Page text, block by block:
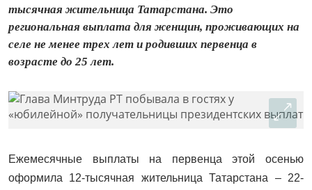
тысячная жительница Татарстана. Это
региональная выплата для женщин, проживающих на
селе не менее трех лет и родивших первенца в
возрасте до 25 лет.
Ежемесячные выплаты на первенца этой осенью
оформила 12-тысячная жительница Татарстана – 22-